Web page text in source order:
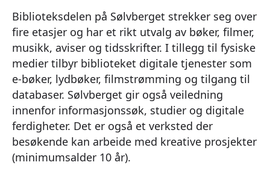
Biblioteksdelen på Sølvberget strekker seg over
fire etasjer og har et rikt utvalg av bøker, filmer,
musikk, aviser og tidsskrifter. I tillegg til fysiske
medier tilbyr biblioteket digitale tjenester som
e-bøker, lydbøker, filmstrømming og tilgang til
databaser. Sølvberget gir også veiledning
innenfor informasjonssøk, studier og digitale
ferdigheter. Det er også et verksted der
besøkende kan arbeide med kreative prosjekter
(minimumsalder 10 år).